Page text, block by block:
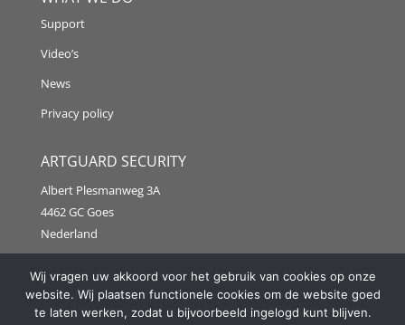
Support
Video’s
News
Privacy policy
ARTGUARD SECURITY
Albert Plesmanweg 3A
4462 GC Goes
Nederland
Tel: +31 (0) 113 313151
E-mail:info@artguardsecurity.eu
Wij vragen uw akkoord voor het gebruik van cookies op onze
website. Wij plaatsen functionele cookies om de website goed
te laten werken, zodat u bijvoorbeeld ingelogd kunt blijven.